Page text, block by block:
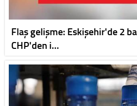
Flaş gelişme: Eskişehir'de 2
CHP'den i…